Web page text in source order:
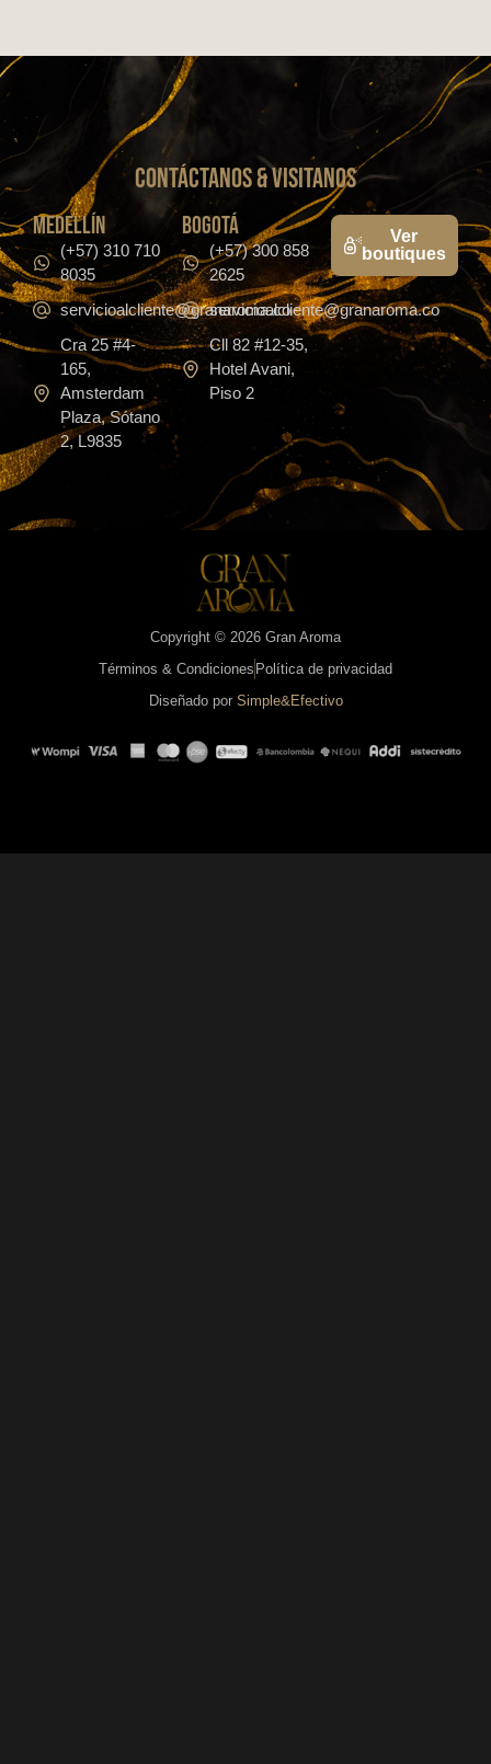
CONTáCTanos & VISITANOS
medellín
(+57) 310 710
8035
servicioalcliente@granaroma.co
Cra 25 #4-
165,
Amsterdam
Plaza, Sótano
2, L9835
bogotá
(+57) 300 858
2625
servicioalcliente@granaroma.co
Cll 82 #12-35,
Hotel Avani,
Piso 2
Ver
boutiques
Copyright © 2026 Gran Aroma
Términos & Condiciones Política de privacidad
Diseñado por Simple&Efectivo